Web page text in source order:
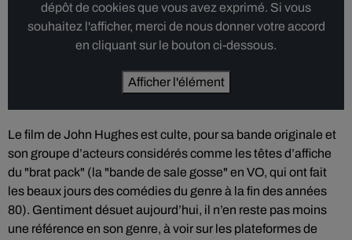
dépôt de cookies que vous avez exprimé. Si vous
souhaitez l'afficher, merci de nous donner votre accord
en cliquant sur le bouton ci-dessous.
Afficher l'élément
Le film de John Hughes est culte, pour sa bande originale et
son groupe d’acteurs considérés comme les têtes d’affiche
du "brat pack" (la "bande de sale gosse" en VO, qui ont fait
les beaux jours des comédies du genre à la fin des années
80). Gentiment désuet aujourd’hui, il n’en reste pas moins
une référence en son genre, à voir sur les plateformes de